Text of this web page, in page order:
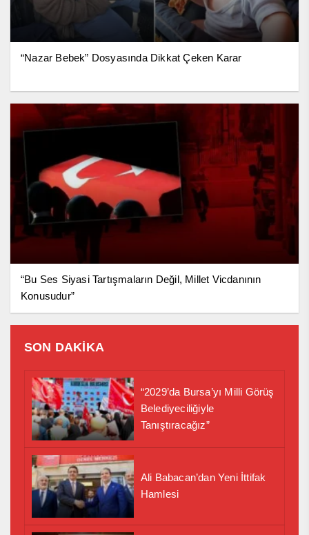
“Nazar Bebek” Dosyasında Dikkat Çeken Karar
“Bu Ses Siyasi Tartışmaların Değil, Millet Vicdanının
Konusudur”
SON DAKİKA
“2029’da Bursa’yı Milli Görüş
Belediyeciliğiyle
Tanıştıracağız”
Ali Babacan’dan Yeni İttifak
Hamlesi